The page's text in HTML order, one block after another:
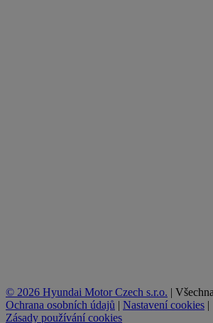
© 2026 Hyundai Motor Czech s.r.o. |
Ochrana osobních údajů | Nastavení cookies |
Zásady používání cookies